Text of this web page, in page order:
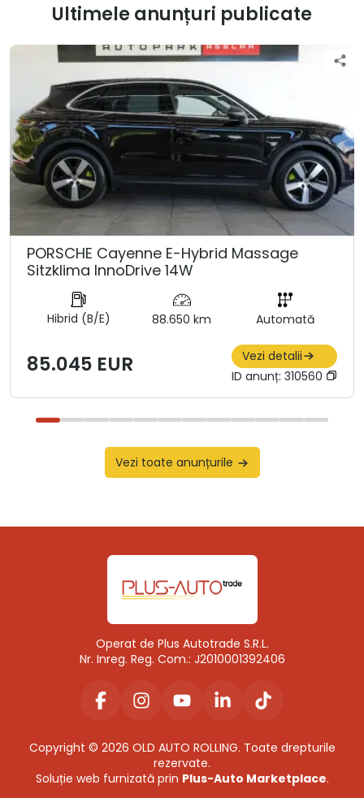
Ultimele anunțuri publicate
PORSCHE Cayenne E-Hybrid Massage
Sitzklima InnoDrive 14W
Hibrid (B/E) 88.650 km Automată
85.045 EUR
Vezi detalii
ID anunț: 310560
Vezi toate anunțurile
Operat de Plus Autotrade S.R.L.
Nr. Inreg. Reg. Com.: J2010001392406
Copyright © 2026 OLD AUTO ROLLING. Toate drepturile
rezervate.
Soluție web furnizată prin Plus-Auto Marketplace.